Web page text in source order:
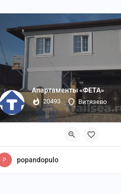
Апартаменты «ФЕТА»
20493 Витязево
popandopulo